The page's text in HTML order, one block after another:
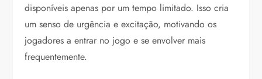
disponíveis apenas por um tempo limitado. Isso cria
um senso de urgência e excitação, motivando os
jogadores a entrar no jogo e se envolver mais
frequentemente.